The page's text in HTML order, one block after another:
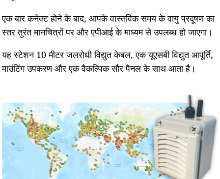
एक बार कनेक्ट होने के बाद, आपके वास्तविक समय के वायु प्रदूषण का
स्तर तुरंत मानचित्रों पर और एपीआई के माध्यम से उपलब्ध हो जाएगा।
यह स्टेशन 10 मीटर जलरोधी विद्युत केबल, एक यूएसबी विद्युत आपूर्ति,
माउंटिंग उपकरण और एक वैकल्पिक सौर पैनल के साथ आता है।